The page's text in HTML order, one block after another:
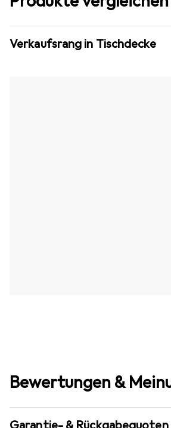
Verkaufsrang in Tischdecke
Bewertungen &